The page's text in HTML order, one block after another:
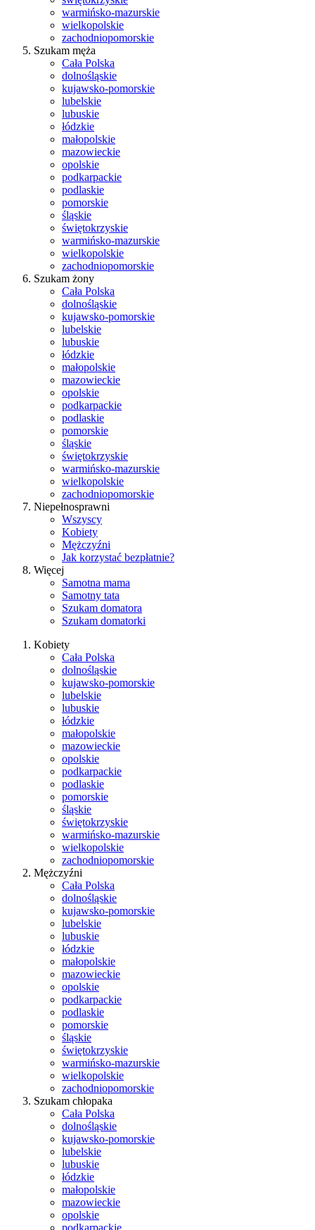
warmińsko-mazurskie
wielkopolskie
zachodniopomorskie
Szukam męża
Cała Polska
dolnośląskie
kujawsko-pomorskie
lubelskie
lubuskie
łódzkie
małopolskie
mazowieckie
opolskie
podkarpackie
podlaskie
pomorskie
śląskie
świętokrzyskie
warmińsko-mazurskie
wielkopolskie
zachodniopomorskie
Szukam żony
Cała Polska
dolnośląskie
kujawsko-pomorskie
lubelskie
lubuskie
łódzkie
małopolskie
mazowieckie
opolskie
podkarpackie
podlaskie
pomorskie
śląskie
świętokrzyskie
warmińsko-mazurskie
wielkopolskie
zachodniopomorskie
Niepełnosprawni
Wszyscy
Kobiety
Mężczyźni
Jak korzystać bezpłatnie?
Więcej
Samotna mama
Samotny tata
Szukam domatora
Szukam domatorki
Kobiety
Cała Polska
dolnośląskie
kujawsko-pomorskie
lubelskie
lubuskie
łódzkie
małopolskie
mazowieckie
opolskie
podkarpackie
podlaskie
pomorskie
śląskie
świętokrzyskie
warmińsko-mazurskie
wielkopolskie
zachodniopomorskie
Mężczyźni
Cała Polska
dolnośląskie
kujawsko-pomorskie
lubelskie
lubuskie
łódzkie
małopolskie
mazowieckie
opolskie
podkarpackie
podlaskie
pomorskie
śląskie
świętokrzyskie
warmińsko-mazurskie
wielkopolskie
zachodniopomorskie
Szukam chłopaka
Cała Polska
dolnośląskie
kujawsko-pomorskie
lubelskie
lubuskie
łódzkie
małopolskie
mazowieckie
opolskie
podkarpackie